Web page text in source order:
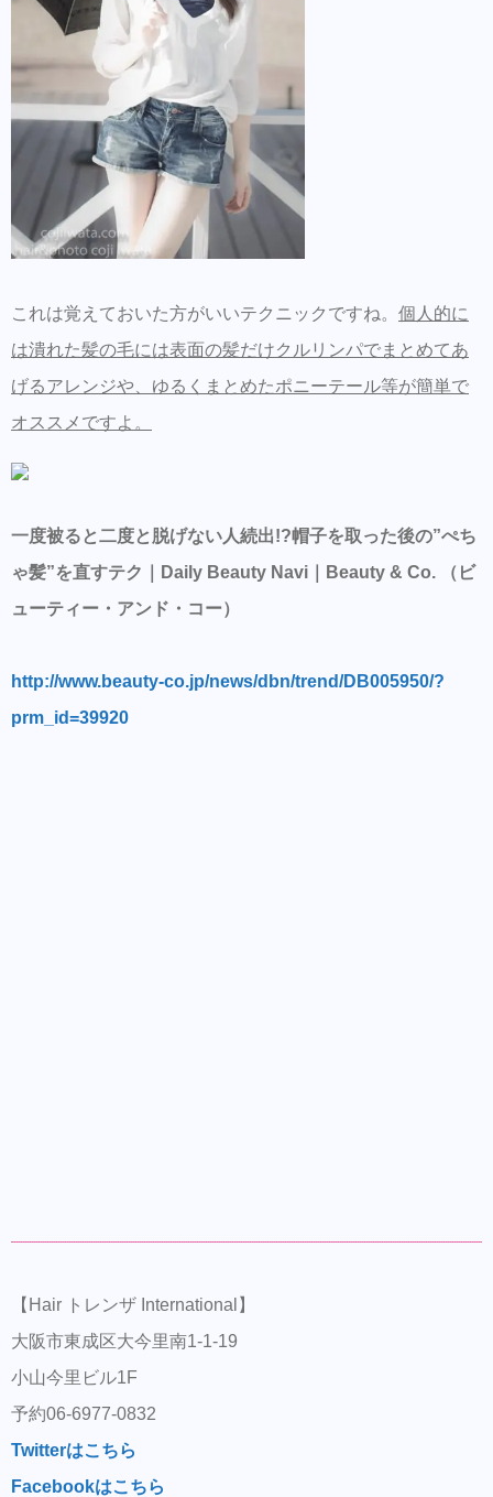
これは覚えておいた方がいいテクニックですね。 個人的に
は潰れた髪の毛には表面の髪だけクルリンパでまとめてあ
げるアレンジや、ゆるくまとめたポニーテール等が簡単で
オススメですよ。
一度被ると二度と脱げない人続出!?帽子を取った後の”ぺち
ゃ髪”を直すテク｜Daily Beauty Navi｜Beauty & Co. （ビ
ューティー・アンド・コー）
http://www.beauty-co.jp/news/dbn/trend/DB005950/?
prm_id=39920
【Hair トレンザ International】
大阪市東成区大今里南1-1-19
小山今里ビル1F
予約06-6977-0832
Twitterはこちら
Facebookはこちら